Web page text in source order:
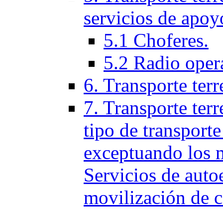
servicios de
5.1 Choferes.
5.2 Radio
6. Transporte
7. Transporte
tipo de
exceptuando los
Servicios de
movilización de